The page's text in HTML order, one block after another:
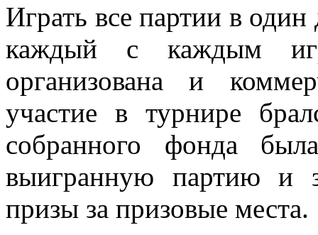
Играть все партии в
каждый с каждым
организована и
участие в турнире
собранного фонда
выигранную партию и
призы за призовые места.